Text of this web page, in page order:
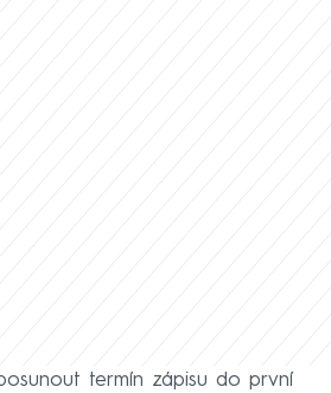
termín zápisu do první